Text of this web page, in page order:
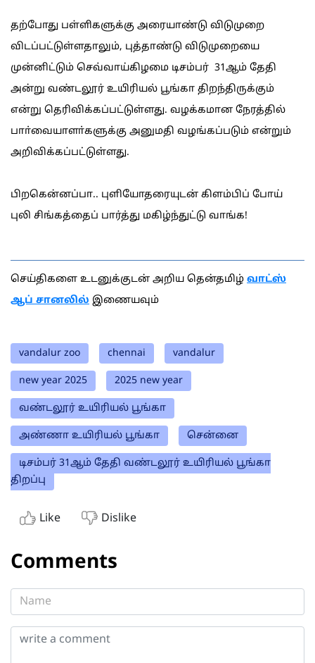
தற்போது பள்ளிகளுக்கு அரையாண்டு விடுமுறை
விடப்பட்டுள்ளதாலும், புத்தாண்டு விடுமுறையை
முன்னிட்டும் செவ்வாய்கிழமை டிசம்பர் 31ஆம் தேதி
அன்று வண்டலூர் உயிரியல் பூங்கா திறந்திருக்கும்
என்று தெரிவிக்கப்பட்டுள்ளது. வழக்கமான நேரத்தில்
பாா்வையாளா்களுக்கு அனுமதி வழங்கப்படும் என்றும்
அறிவிக்கப்பட்டுள்ளது.
பிறகென்னப்பா.. புளியோதரையுடன் கிளம்பிப் போய்
புலி சிங்கத்தைப் பார்த்து மகிழ்ந்துட்டு வாங்க!
செய்திகளை உடனுக்குடன் அறிய தென்தமிழ் வாட்ஸ்
ஆப் சானலில் இணையவும்
vandalur zoo chennai vandalur
new year 2025 2025 new year
வண்டலூர் உயிரியல் பூங்கா
அண்ணா உயிரியல் பூங்கா சென்னை
டிசம்பர் 31ஆம் தேதி வண்டலூர் உயிரியல் பூங்கா
திறப்பு
Like Dislike
Comments